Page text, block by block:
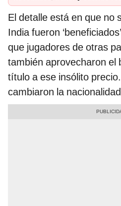
El detalle está en que no
India fueron
que jugadores de otras
también aprovecharon el
título a ese insólito
cambiaron la